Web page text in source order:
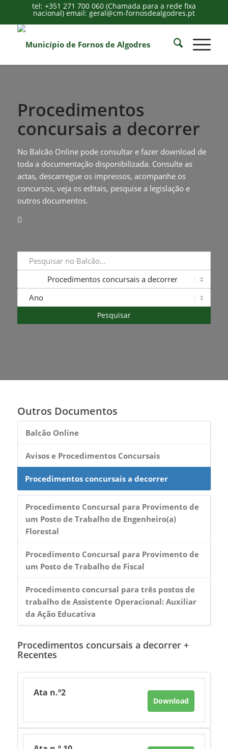
tel: +351 271 700 060 (Chamada para a rede fixa
nacional) email: geral@cm-fornosdealgodres.pt
Procedimentos
concursais a decorrer
No Balcão Online pode consultar e fazer download de
toda a documentação disponibilizada. Consulte as
actas, descarregue os impressos, acompanhe os
concursos, veja os editais, pesquise a legislação e
outros documentos.
Outros Documentos
Balcão Online
Avisos e Procedimentos Concursais
Procedimentos concursais a decorrer
Procedimento Concursal para Provimento de
um Posto de Trabalho de Engenheiro(a)
Florestal
Procedimento Concursal para Provimento de
um Posto de Trabalho de Fiscal
Procedimento concursal para três postos de
trabalho de Assistente Operacional: Auxiliar
da Ação Educativa
Procedimentos concursais a decorrer +
Recentes
Ata n.º2
Download